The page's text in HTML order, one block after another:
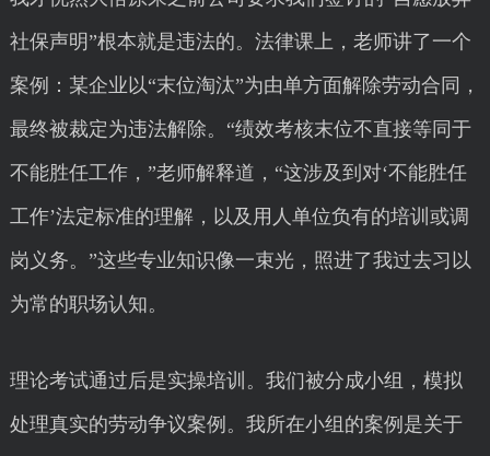
社保声明”根本就是违法的。法律课上，老师讲了一个
案例：某企业以“末位淘汰”为由单方面解除劳动合同，
最终被裁定为违法解除。“绩效考核末位不直接等同于
不能胜任工作，”老师解释道，“这涉及到对‘不能胜任
工作’法定标准的理解，以及用人单位负有的培训或调
岗义务。”这些专业知识像一束光，照进了我过去习以
为常的职场认知。
理论考试通过后是实操培训。我们被分成小组，模拟
处理真实的劳动争议案例。我所在小组的案例是关于